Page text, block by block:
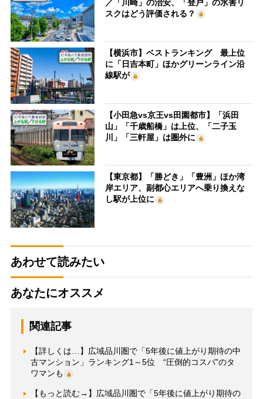
／「川崎」の治安、「登戸」の水害リ
スクはどう評価される？
【横浜市】ベストランキング 最上位
に「日吉本町」ほかグリーンライン沿
線駅が
【小田急vs京王vs田園都市】「浜田
山」「千歳船橋」は上位、「二子玉
川」「三軒屋」は圏外に
【東京都】「勝どき」「豊洲」ほか湾
岸エリア、副都心エリアへ乗り換えな
し駅が上位に
あわせて読みたい
あなたにオススメ
関連記事
【詳しくは…】広域品川圏で「5年後に値上がり期待の中
古マンション」ランキング1～5位 “圧倒的コスパ”のタ
ワマンも
【もっと読む→】広域品川圏で「5年後に値上がり期待の